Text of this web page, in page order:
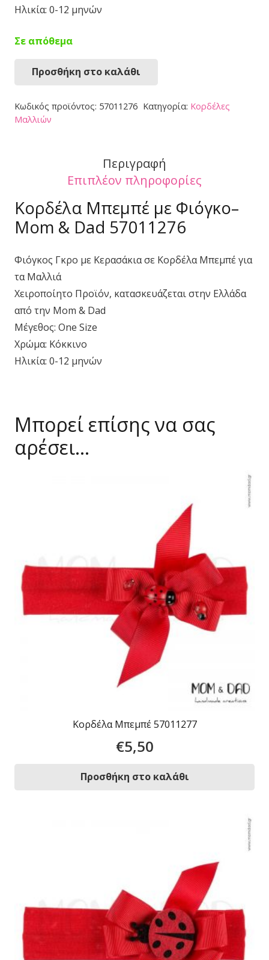
Ηλικία: 0-12 μηνών
Σε απόθεμα
Κορδέλα
57011276
Προσθήκη στο καλάθι
Κωδικός προϊόντος: 57011276 Κατηγορία: Κορδέλες
Μαλλιών
Περιγραφή
Επιπλέον πληροφορίες
Κορδέλα Μπεμπέ με Φιόγκο–
Mom & Dad 57011276
Φιόγκος Γκρο με Κερασάκια σε Κορδέλα Μπεμπέ για
τα Μαλλιά
Χειροποίητο Προϊόν, κατασκευάζεται στην Ελλάδα
από την Mom & Dad
Μέγεθος: One Size
Χρώμα: Κόκκινο
Ηλικία: 0-12 μηνών
Μπορεί επίσης να σας
αρέσει…
Κορδέλα Μπεμπέ 57011277
€5,50
Προσθήκη στο καλάθι